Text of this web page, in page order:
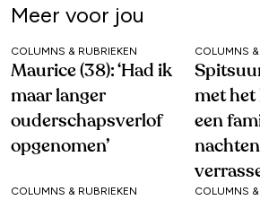
Meer voor jou
COLUMNS & RUBRIEKEN
Maurice (38): ‘Had ik
maar langer
ouderschapsverlof
opgenomen’
COLUMNS
met het
een
COLUMNS & RUBRIEKEN COLUMNS